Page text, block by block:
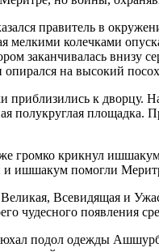
правитель в
мелкими колечками
заканчивалась внизу
на высокий
приблизились к дворцу.
полукруглая
крикнул ишшакум
и ишшакум помогли
Всевидящая и
чудесного появления
подол одежды